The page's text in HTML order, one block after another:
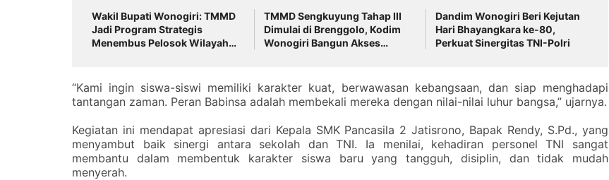
Wakil Bupati Wonogiri: TMMD
Jadi Program Strategis
Menembus Pelosok Wilayah
TMMD Sengkuyung Tahap III
Dimulai di Brenggolo, Kodim
Wonogiri Bangun Akses
Dandim Wonogiri Beri Kejutan
Hari Bhayangkara ke-80,
Perkuat Sinergitas TNI-Polri
“Kami ingin siswa-siswi memiliki karakter kuat, berwawasan kebangsaan, dan siap menghadapi
tantangan zaman. Peran Babinsa adalah membekali mereka dengan nilai-nilai luhur bangsa,” ujarnya.
Kegiatan ini mendapat apresiasi dari Kepala SMK Pancasila 2 Jatisrono, Bapak Rendy, S.Pd., yang
menyambut baik sinergi antara sekolah dan TNI. Ia menilai, kehadiran personel TNI sangat
membantu dalam membentuk karakter siswa baru yang tangguh, disiplin, dan tidak mudah
menyerah.